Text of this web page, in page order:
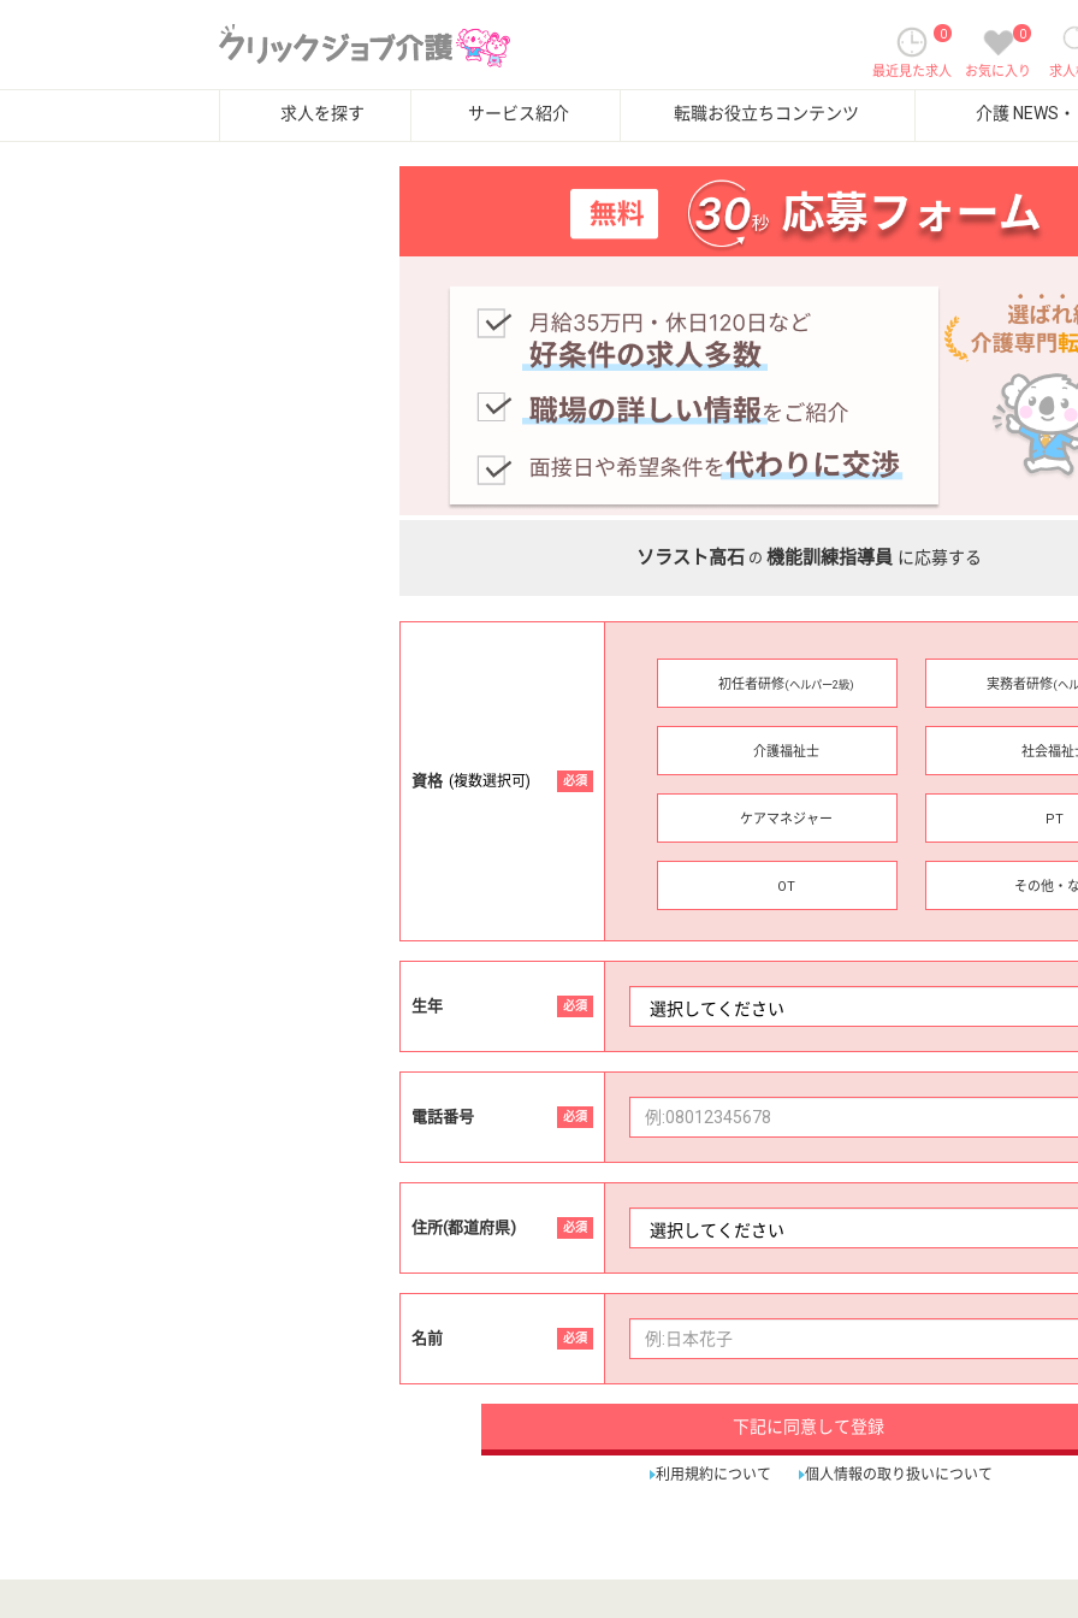
求
0
お気に入り
0
最近見た求人
求人を探す サービス紹介 転職お役立ちコンテンツ 介護 NEWS
ソラスト高石 の 機能訓練指導員 に応募する
資格 (複数選択可) 必須
初任者研修(ヘルパー2級) 実務者研修(ヘ
介護福祉士 社会福祉
ケアマネジャー PT
OT その他・
生年 必須
電話番号 必須
住所(都道府県) 必須
名前 必須
下記に同意して登録
利用規約について 個人情報の取り扱いについて